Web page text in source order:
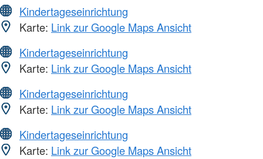
Kindertageseinrichtung
Karte: Link zur Google Maps Ansicht
Kindertageseinrichtung
Karte: Link zur Google Maps Ansicht
Kindertageseinrichtung
Karte: Link zur Google Maps Ansicht
Kindertageseinrichtung
Karte: Link zur Google Maps Ansicht